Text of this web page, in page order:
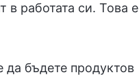
в работата си. Това е
да бъдете продуктов